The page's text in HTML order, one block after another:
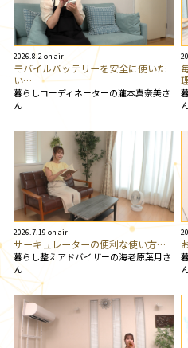
2026.8.2 on air
モバイルバッテリーを安全に使いた
い…
暮らしコーディネーターの瀧本真奈美さ
ん
2026.7.19 on air
サーキュレーターの便利な使い方…
暮らし整えアドバイザーの海老原葉月さ
ん